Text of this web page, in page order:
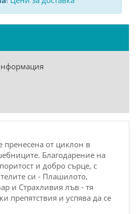
пренесена от циклон в
Благодарение на
и добро сърце, с
си - Плашилото,
и Страхливия лъв - тя
препятствия и успява да се